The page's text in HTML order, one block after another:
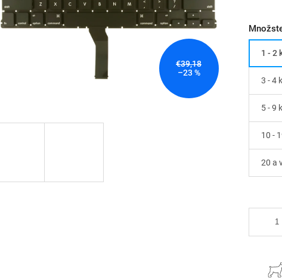
€39,18
–23 %
1 - 2
3 - 4
5 - 9
10 -
20 a